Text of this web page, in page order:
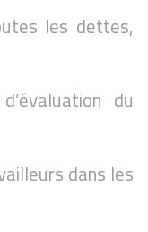
les dettes,
du
dans les